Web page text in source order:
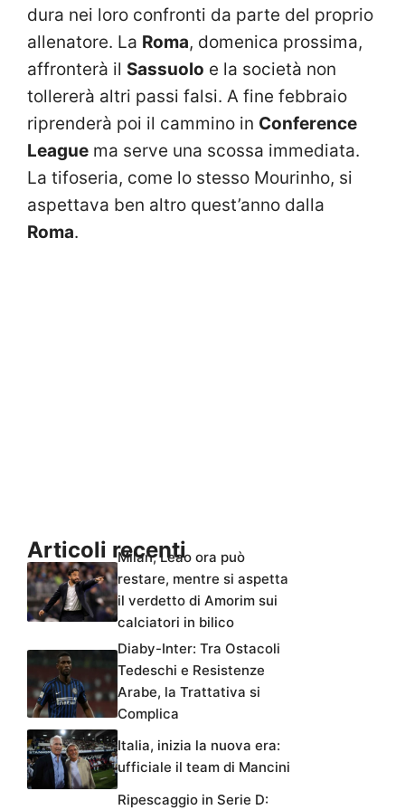
dura nei loro confronti da parte del proprio
allenatore. La Roma, domenica prossima,
affronterà il Sassuolo e la società non
tollererà altri passi falsi. A fine febbraio
riprenderà poi il cammino in Conference
League ma serve una scossa immediata.
La tifoseria, come lo stesso Mourinho, si
aspettava ben altro quest’anno dalla
Roma.
Articoli recenti
Milan, Leao ora può
restare, mentre si aspetta
il verdetto di Amorim sui
calciatori in bilico
Diaby-Inter: Tra Ostacoli
Tedeschi e Resistenze
Arabe, la Trattativa si
Complica
Italia, inizia la nuova era:
ufficiale il team di Mancini
Ripescaggio in Serie D: